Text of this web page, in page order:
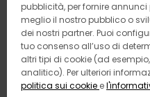
pubblicità, per fornire
meglio il nostro pubblico o
dei nostri partner. Puoi
tuo consenso all’uso di
altri tipi di cookie (ad
analitico). Per ulteriori
politica sui cookie e